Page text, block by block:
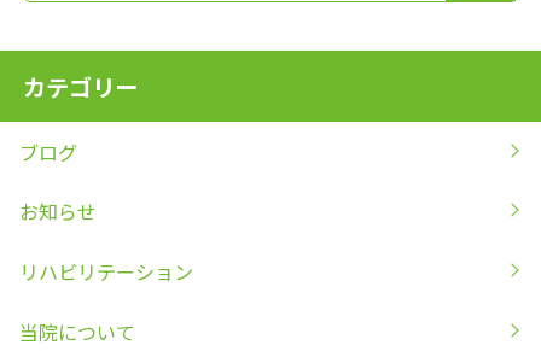
カテゴリー
ブログ
お知らせ
リハビリテーション
当院について